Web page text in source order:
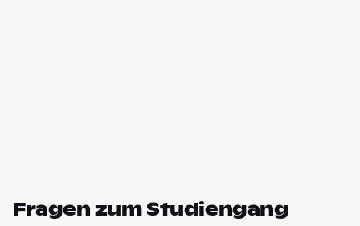
Fragen zum Studiengang